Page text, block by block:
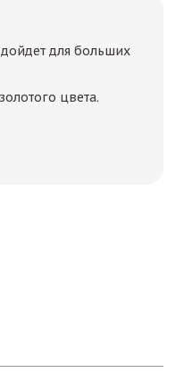
для больших
цвета.